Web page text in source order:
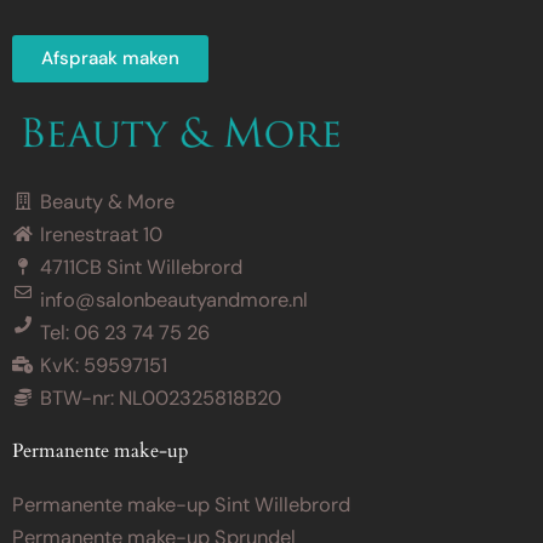
Afspraak maken
Beauty & More
Irenestraat 10
4711CB Sint Willebrord
info@salonbeautyandmore.nl
Tel: 06 23 74 75 26
KvK: 59597151
BTW-nr: NL002325818B20
Permanente make-up
Permanente make-up Sint Willebrord
Permanente make-up Sprundel